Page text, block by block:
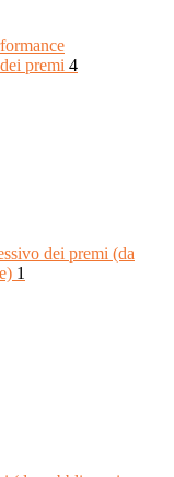
premi 4
dei premi (da
1